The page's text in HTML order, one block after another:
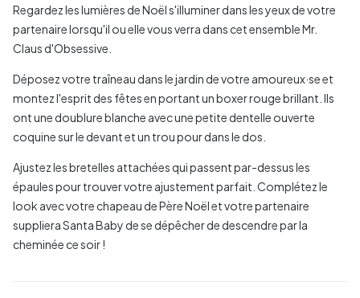
Regardez les lumières de Noël s'illuminer dans les yeux de votre
partenaire lorsqu'il ou elle vous verra dans cet ensemble Mr.
Claus d'Obsessive.
Déposez votre traîneau dans le jardin de votre amoureux·se et
montez l'esprit des fêtes en portant un boxer rouge brillant. Ils
ont une doublure blanche avec une petite dentelle ouverte
coquine sur le devant et un trou pour dans le dos.
Ajustez les bretelles attachées qui passent par-dessus les
épaules pour trouver votre ajustement parfait. Complétez le
look avec votre chapeau de Père Noël et votre partenaire
suppliera Santa Baby de se dépêcher de descendre par la
cheminée ce soir !